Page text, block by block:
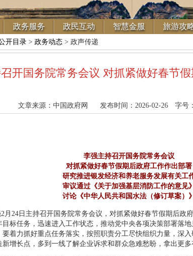
政务服务 政民互动 智慧金服 旅游攻
开目录 > 政务动态 > 政声传递
开国务院常务会议 对抓紧做好春节
文章来源：中国政府网 发布时间：2026-02-26 字号
李强主持召开国务院常务会议
对抓紧做好春节假期后政府工作作出部署
研究推进银发经济和养老服务发展有关工
审议通过《关于加强基层消防工作的意见》
讨论《中华人民共和国水法（修订草案）》
月24日主持召开国务院常务会议，对抓紧做好春节假期后政
标任务，迅速进入工作状态，推动党中央各项决策部署落
着力抓好重点任务落实，按照职责分工尽快组织力量，深
增长点，多到一线了解企业诉求和群众急难愁盼，拿出更